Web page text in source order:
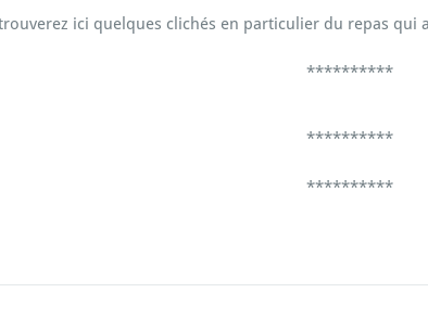
ici quelques clichés en particulier du repas qui
**********
**********
**********